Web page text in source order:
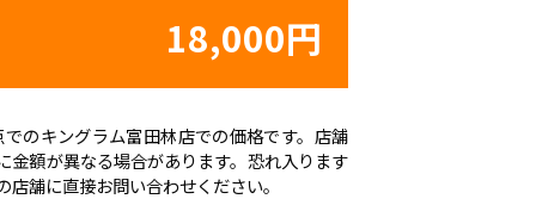
18,000円
のキングラム富田林店での価格です。店舗
金額が異なる場合があります。恐れ入ります
舗に直接お問い合わせください。